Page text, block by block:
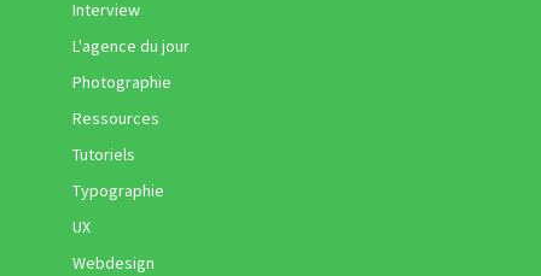
Interview
L'agence du jour
Photographie
Ressources
Tutoriels
Typographie
UX
Webdesign